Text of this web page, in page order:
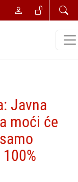
Javna
moći će